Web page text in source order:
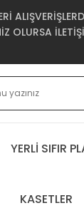
OLURSA
YERLİ SIFIR
KASETLER